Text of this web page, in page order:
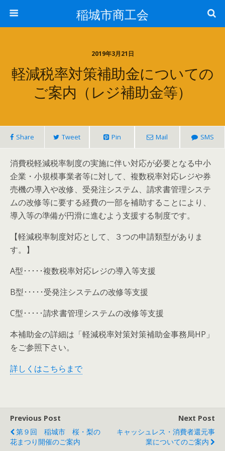
稲城市商工会
2019年3月21日
軽減税率対策補助金についての
ご案内（レジ補助金等）
Share Tweet Pin Mail SMS
消費税軽減税率制度の実施に伴い対応が必要となる中小
企業・小規模事業者等に対して、複数税率対応レジや券
売機の導入や改修、受発注システム、請求書管理システ
ムの改修等に要する経費の一部を補助することにより、
導入等の準備が円滑に進むよう支援する制度です。
【軽減税率制度対応として、３つの申請類型がありま
す。】
A型･････複数税率対応レジの導入等支援
B型･････受発注システムの改修等支援
C型･････請求書管理システムの改修等支援
本補助金の詳細は「軽減税率対策対策補助金事務局HP」
をご参照下さい。
詳しくはこちらまで
Previous Post
第９回 稲城市 桜・梨の
花まつり開催のご案内
Next Post
キャッシュレス・消費者還元事
業についてのご案内